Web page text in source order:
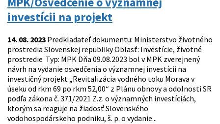
investícii na projekt
14. 08. 2023 Predkladateľ dokumentu: Ministerstvo životného
prostredia Slovenskej republiky Oblasť: Investície, životné
prostredie Typ: MPK Dňa 09.08.2023 bol v MPK zverejnený
návrh na vydanie osvedčenia o významnej investícii na
investičný projekt „Revitalizácia vodného toku Morava v
úseku od rkm 69 po rkm 52,00“ z Plánu obnovy a odolnosti SR
podľa zákona č. 371/2021 Z.z. o významných investíciách,
ktorým sa reaguje na žiadosť Slovenského
vodohospodárskeho podniku, š. p. o vydanie...